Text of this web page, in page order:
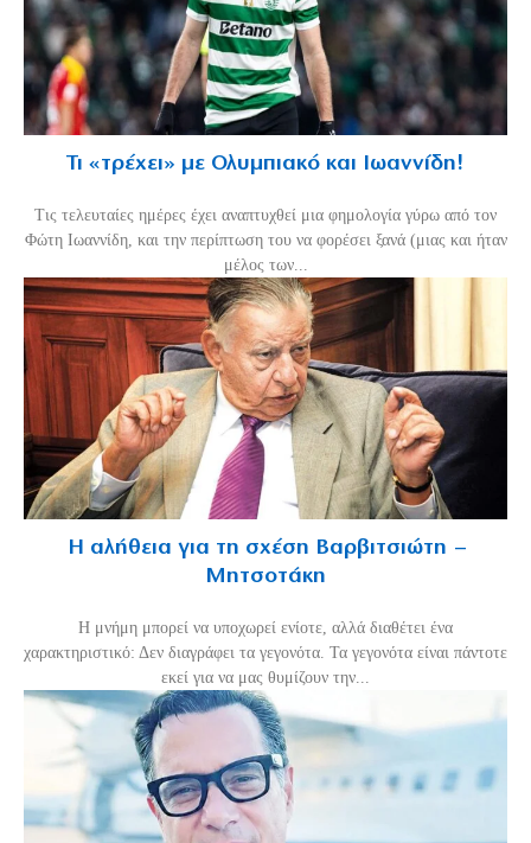
Τι «τρέχει» με Ολυμπιακό και Ιωαννίδη!
Τις τελευταίες ημέρες έχει αναπτυχθεί μια φημολογία γύρω από τον
Φώτη Ιωαννίδη, και την περίπτωση του να φορέσει ξανά (μιας και ήταν
μέλος των...
Η αλήθεια για τη σχέση Βαρβιτσιώτη –
Μητσοτάκη
H μνήμη μπορεί να υποχωρεί ενίοτε, αλλά διαθέτει ένα
χαρακτηριστικό: Δεν διαγράφει τα γεγονότα. Τα γεγονότα είναι πάντοτε
εκεί για να μας θυμίζουν την...